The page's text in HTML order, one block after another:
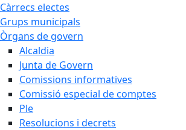
Càrrecs electes
Grups municipals
Òrgans de govern
Alcaldia
Junta de Govern
Comissions informatives
Comissió especial de comptes
Ple
Resolucions i decrets